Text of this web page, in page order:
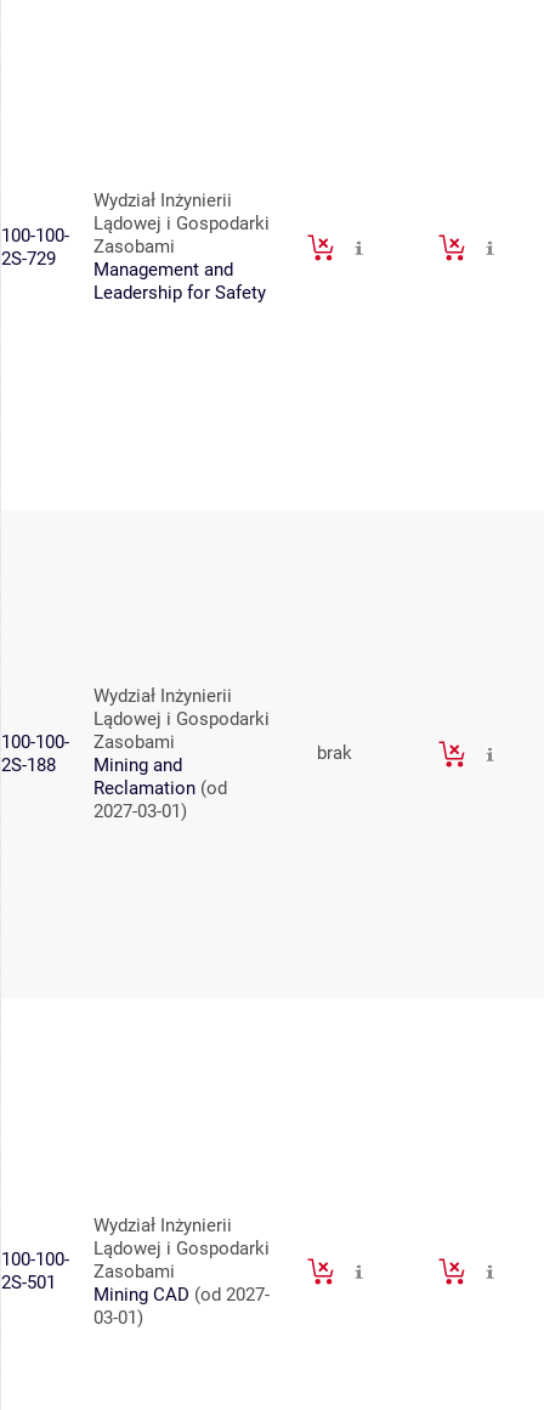
100-100-
2S-729
Wydział Inżynierii
Lądowej i Gospodarki
Zasobami
Management and
Leadership for Safety
100-100-
2S-188
Wydział Inżynierii
Lądowej i Gospodarki
Zasobami
Mining and
Reclamation (od
2027-03-01)
brak
100-100-
2S-501
Wydział Inżynierii
Lądowej i Gospodarki
Zasobami
Mining CAD (od 2027-
03-01)